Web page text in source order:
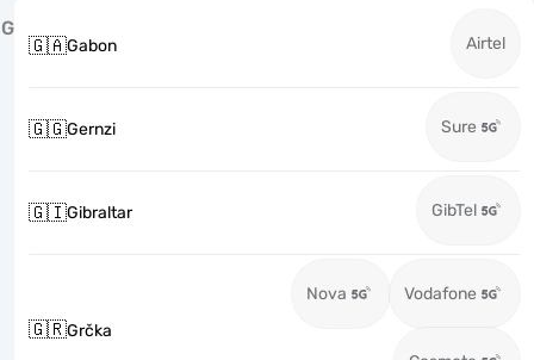
G
🇬🇦Gabon Airtel
🇬🇬Gernzi Sure
🇬🇮Gibraltar GibTel
🇬🇷Grčka
Nova Vodafone